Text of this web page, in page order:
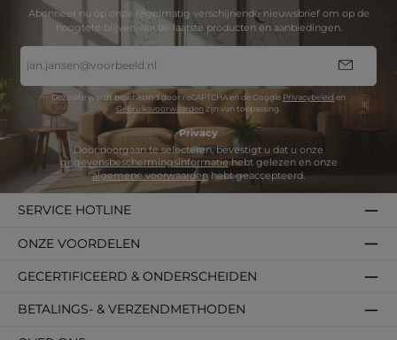
Abonneer nu op onze regelmatig verschijnende nieuwsbrief om op de
hoogtete blijven van de laatste producten en aanbiedingen.
mailadres
*
Deze site wordt beschermd door reCAPTCHA en de Google Privacybeleid en
Gebruiksvoorwaardenzijn van toepassing.
Privacy
gegevensbeschermingsinformatie
algemene voorwaardenhebt geaccepteerd.
SERVICE HOTLINE
BETALINGS- & VERZENDMETHODEN
GECERTIFICEERD & ONDERSCHEIDEN
ONZE VOORDELEN